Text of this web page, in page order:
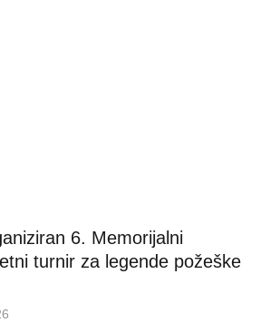
6. Memorijalni
turnir za legende požeške